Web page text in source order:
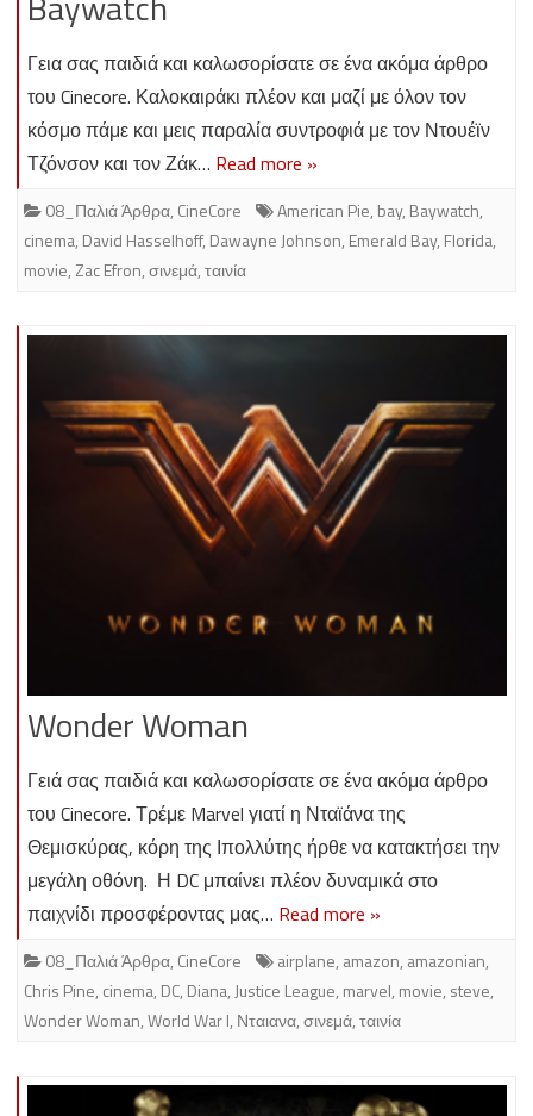
Γεια σας παιδιά και καλωσορίσατε σε ένα ακόμα άρθρο
του Cinecore. Καλοκαιράκι πλέον και μαζί με όλον τον
κόσμο πάμε και μεις παραλία συντροφιά με τον Ντουέϊν
Τζόνσον και τον Ζάκ… Read more »
08_Παλιά Άρθρα, CineCore American Pie, bay, Baywatch,
cinema, David Hasselhoff, Dawayne Johnson, Emerald Bay, Florida,
movie, Zac Efron,σινεμά,ταινία
Wonder Woman
Γειά σας παιδιά και καλωσορίσατε σε ένα ακόμα άρθρο
του Cinecore. Τρέμε Marvel γιατί η Νταϊάνα της
Θεμισκύρας, κόρη της Ιπολλύτης ήρθε να κατακτήσει την
μεγάλη οθόνη. Η DC μπαίνει πλέον δυναμικά στο
παιχνίδι προσφέροντας μας… Read more »
08_Παλιά Άρθρα, CineCore airplane, amazon, amazonian,
Chris Pine, cinema, DC, Diana, Justice League, marvel, movie, steve,
Wonder Woman,World War I, Νταιανα,σινεμά,ταινία